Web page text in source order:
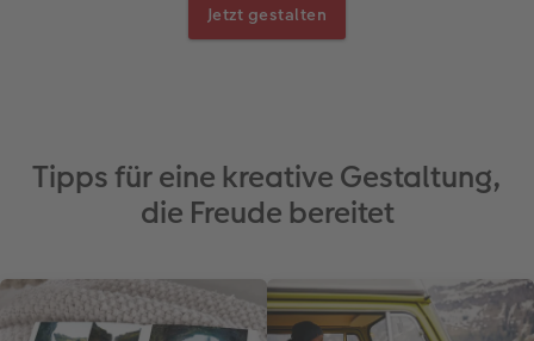
Jetzt gestalten
Tipps für eine kreative Gestaltung,
die Freude bereitet